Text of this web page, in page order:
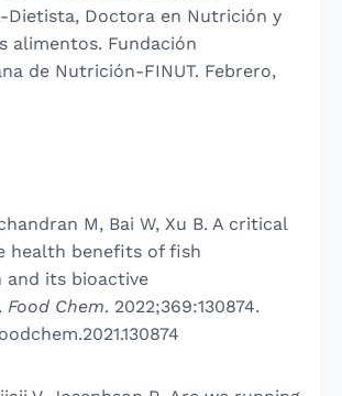
Dietista, Doctora en Nutrición y
alimentos. Fundación
de Nutrición-FINUT. Febrero,
M, Bai W, Xu B. A critical
health benefits of fish
and its bioactive
Food Chem. 2022;369:130874.